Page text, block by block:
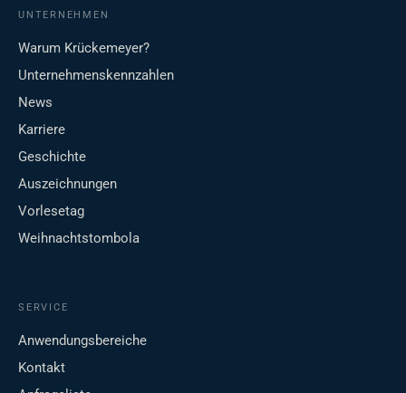
UNTERNEHMEN
Warum Krückemeyer?
Unternehmenskennzahlen
News
Karriere
Geschichte
Auszeichnungen
Vorlesetag
Weihnachtstombola
SERVICE
Anwendungsbereiche
Kontakt